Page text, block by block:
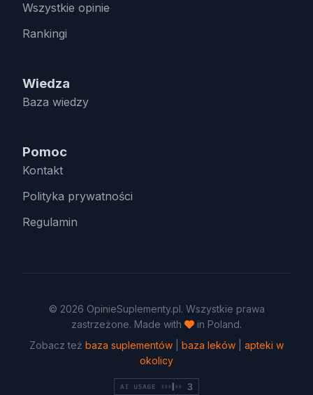
Wszystkie opinie
Rankingi
Wiedza
Baza wiedzy
Pomoc
Kontakt
Polityka prywatności
Regulamin
© 2026 OpinieSuplementy.pl. Wszystkie prawa
zastrzeżone. Made with
in Poland.
Zobacz też baza suplementów baza leków
apteki w
okolicy